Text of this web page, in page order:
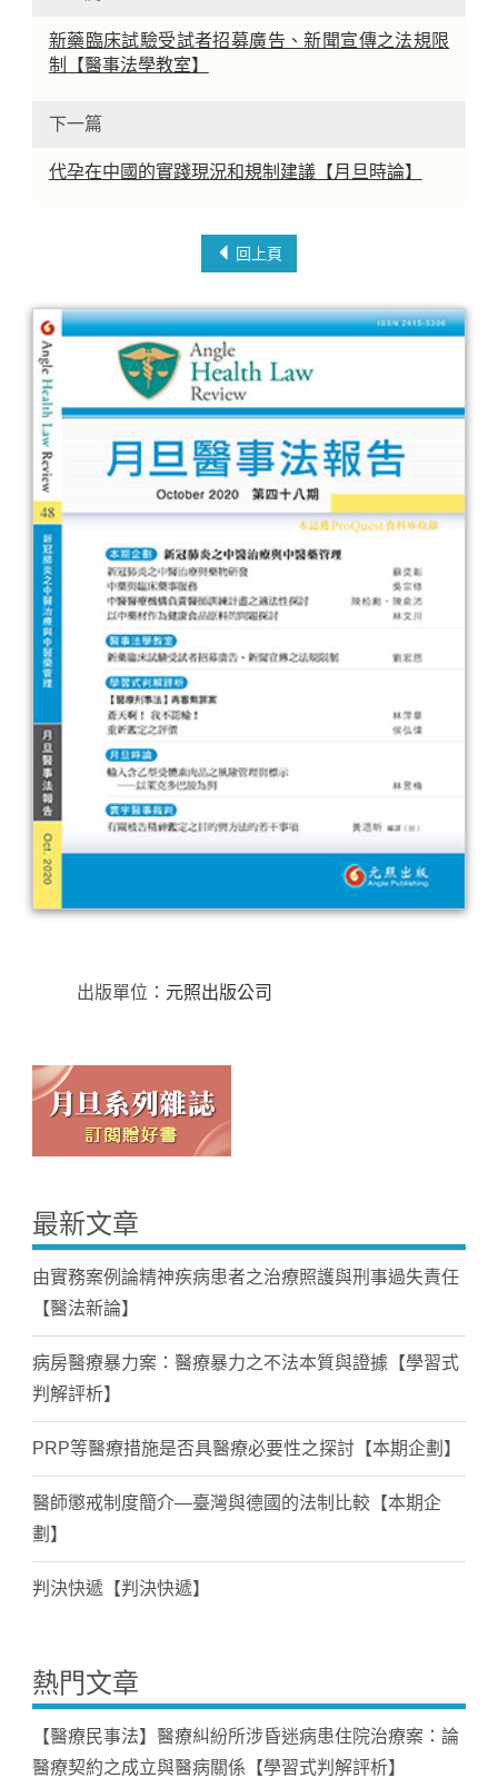
新藥臨床試驗受試者招募廣告、新聞宣傳之法規限
制【醫事法學教室】
下一篇
代孕在中國的實踐現況和規制建議【月旦時論】
回上頁
出版單位： 元照出版公司
最新文章
由實務案例論精神疾病患者之治療照護與刑事過失責任
【醫法新論】
病房醫療暴力案：醫療暴力之不法本質與證據【學習式
判解評析】
PRP等醫療措施是否具醫療必要性之探討【本期企劃】
醫師懲戒制度簡介—臺灣與德國的法制比較【本期企
劃】
判決快遞【判決快遞】
熱門文章
【醫療民事法】醫療糾紛所涉昏迷病患住院治療案：論
醫療契約之成立與醫病關係【學習式判解評析】